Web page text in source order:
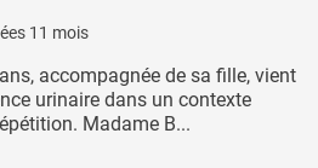
11 mois
accompagnée de sa fille, vient
urinaire dans un contexte
Madame B...